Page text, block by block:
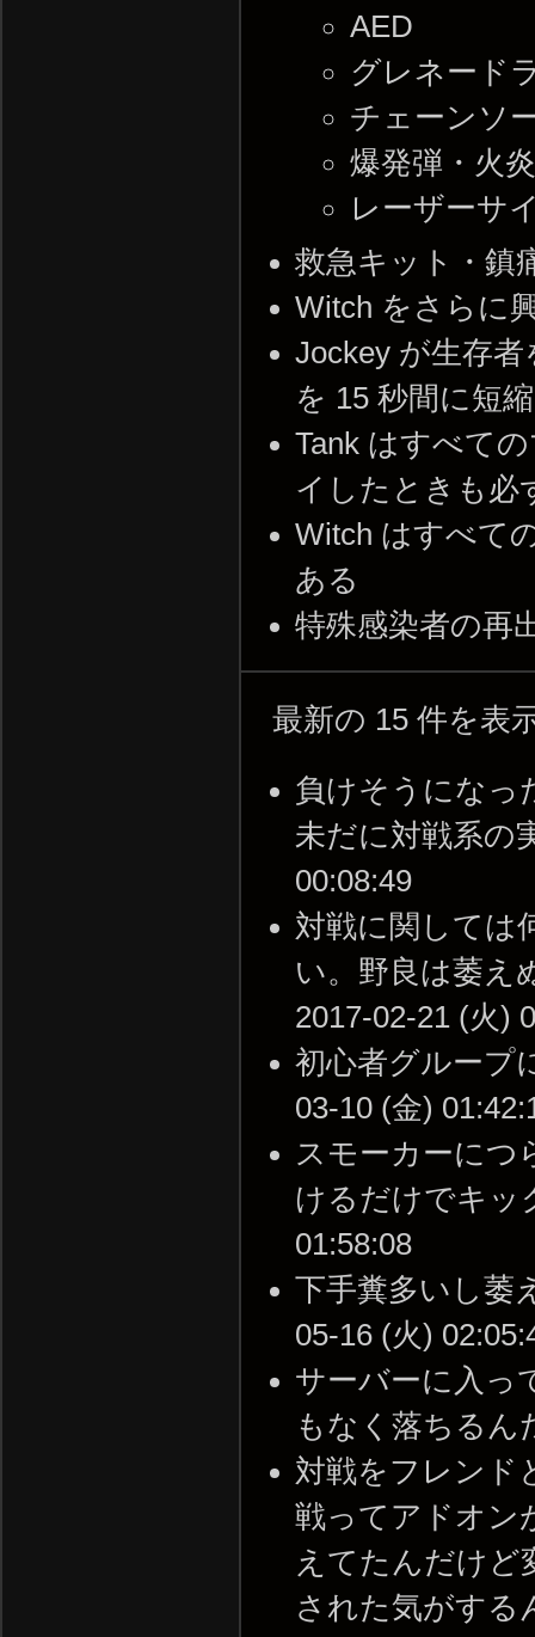
AED
グレネード
チェーンソ
爆発弾・火
レーザーサ
救急キット・鎮
Witch をさらに
Jockey が生存
を 15 秒間に短
Tank はすべて
イしたときも必
Witch はすべて
ある
特殊感染者の再
最新の 15 件を表
負けそうになっ
未だに対戦系の
00:08:49
対戦に関しては
い。野良は萎え
2017-02-21 (火)
初心者グループ
03-10 (金)
スモーカーにつ
けるだけでキッ
01:58:08
下手糞多いし萎
05-16 (火)
サーバーに入っ
もなく落ちるん
対戦をフレンド
戦ってアドオン
えてたんだけど
された気がする